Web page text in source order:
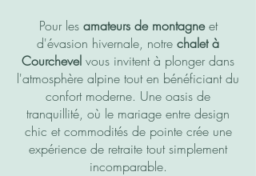
Pour les amateurs de montagneet
d'évasion hivernale, notre chalet à
Courchevel vous invitent à plonger dans
l'atmosphère alpine tout en bénéficiant du
confort moderne. Une oasis de
tranquillité, où le mariage entre design
chic et commodités de pointe crée une
expérience de retraite tout simplement
incomparable.